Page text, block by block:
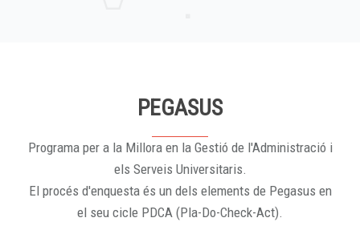
PEGASUS
Programa per a la Millora en la Gestió de l'Administració i
els Serveis Universitaris.
El procés d'enquesta és un dels elements de Pegasus en
el seu cicle PDCA (Pla-Do-Check-Act).